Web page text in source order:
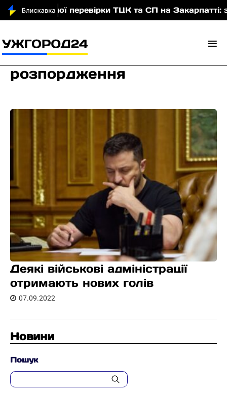
перевірки ТЦК та СП на Закарпатті:
розпордження
Деякі військові адміністрації
отримають нових голів
07.09.2022
Новини
Пошук